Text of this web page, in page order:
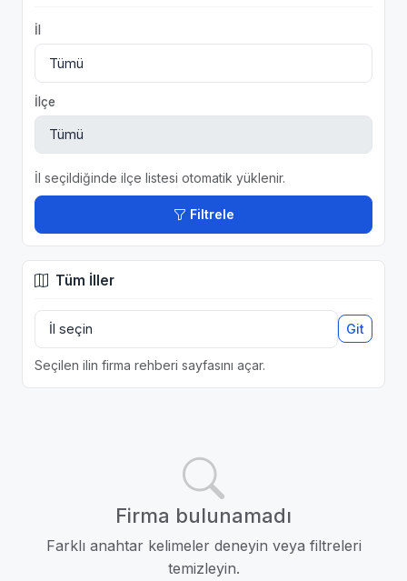
İl
İlçe
İl seçildiğinde ilçe listesi otomatik yüklenir.
Filtrele
Tüm İller
Git
Seçilen ilin firma rehberi sayfasını açar.
Firma bulunamadı
Farklı anahtar kelimeler deneyin veya filtreleri
temizleyin.